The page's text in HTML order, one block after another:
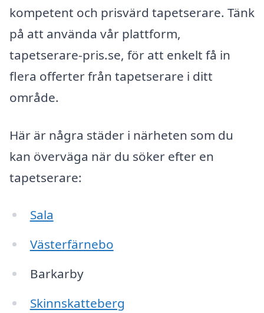
kompetent och prisvärd tapetserare. Tänk
på att använda vår plattform,
tapetserare-pris.se, för att enkelt få in
flera offerter från tapetserare i ditt
område.
Här är några städer i närheten som du
kan överväga när du söker efter en
tapetserare:
Sala
Västerfärnebo
Barkarby
Skinnskatteberg